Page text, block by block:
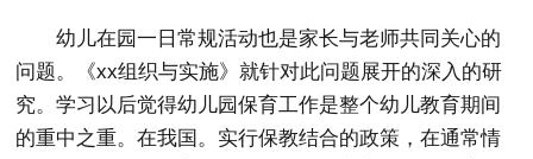
幼儿在园一日常规活动也是家长与老师共同关心的
问题。《xx组织与实施》就针对此问题展开的深入的研
究。学习以后觉得幼儿园保育工作是整个幼儿教育期间
的重中之重。在我国。实行保教结合的政策，在通常情